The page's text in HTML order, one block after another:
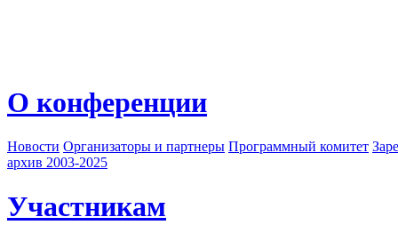
О конференции
Новости Организаторы и партнеры Программный комитет
архив 2003-2025
Участникам